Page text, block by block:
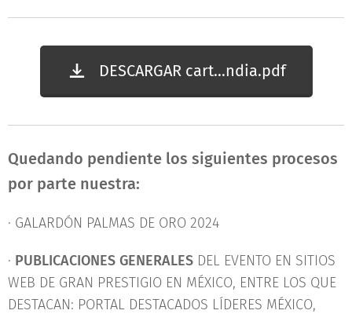
DESCARGAR cart...ndia.pdf
Quedando pendiente los siguientes procesos
por parte nuestra:
· GALARDÓN PALMAS DE ORO 2024
· PUBLICACIONES GENERALES DEL EVENTO EN SITIOS
WEB DE GRAN PRESTIGIO EN MÉXICO, ENTRE LOS QUE
DESTACAN: PORTAL DESTACADOS LÍDERES MÉXICO,